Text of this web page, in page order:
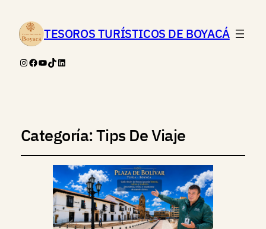
TESOROS TURÍSTICOS DE BOYACÁ
Instagram
Facebook
YouTube
TikTokLinkedIn
Categoría:Tips De Viaje